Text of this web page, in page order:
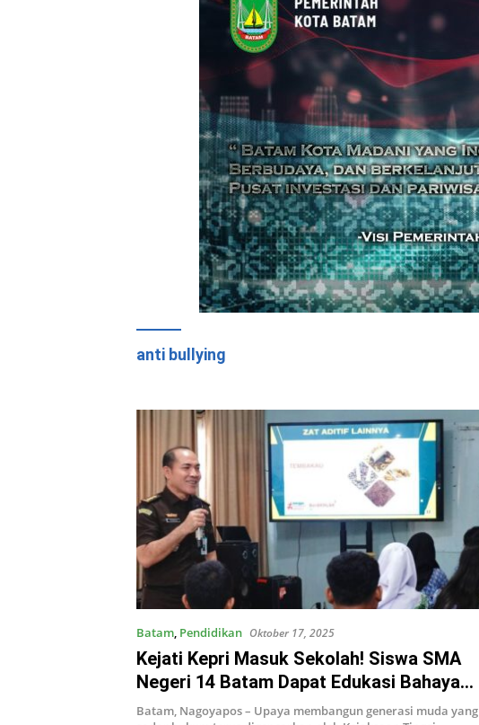
anti bullying
Batam, Pendidikan Oktober 17, 2025
Kejati Kepri Masuk Sekolah! Siswa SMA
Negeri 14 Batam Dapat Edukasi Bahaya
Narkoba dan Anti Bullying
Batam, Nagoyapos – Upaya membangun generasi muda yang